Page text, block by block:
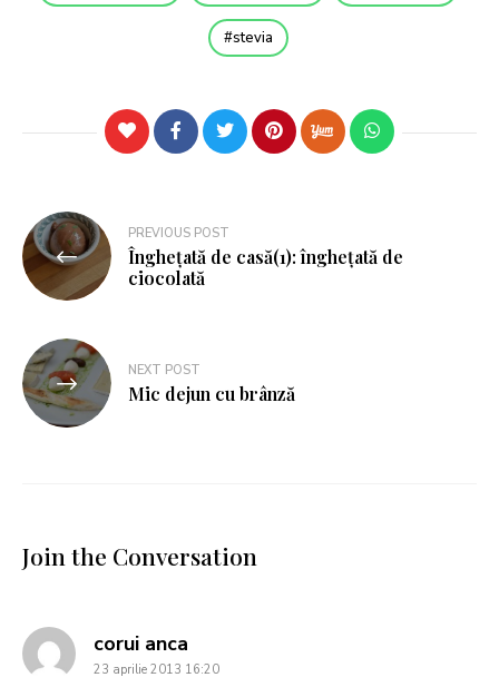
stevia
PREVIOUS POST
Înghețată de casă(1): înghețată de
ciocolată
NEXT POST
Mic dejun cu brânză
Join the Conversation
corui anca
23 aprilie 2013 16:20